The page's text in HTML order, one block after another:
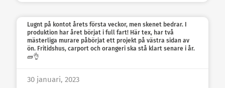
Lugnt på kontot årets första veckor, men skenet bedrar. I
produktion har året börjat i full fart! Här tex, har två
mästerliga murare påbörjat ett projekt på västra sidan av
ön. Fritidshus, carport och orangeri ska stå klart senare i år.
🧱👌
30 januari, 2023